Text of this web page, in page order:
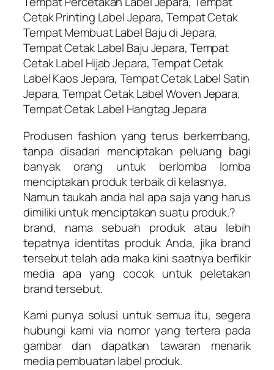
Produsen fashion yang terus berkembang,
tanpa disadari menciptakan peluang bagi
banyak orang untuk berlomba lomba
menciptakan produk terbaik di kelasnya.
Namun taukah anda hal apa saja yang harus
dimiliki untuk menciptakan suatu produk.?
brand, nama sebuah produk atau lebih
tepatnya identitas produk Anda, jika brand
tersebut telah ada maka kini saatnya berfikir
media apa yang cocok untuk peletakan
brand tersebut.
Kami punya solusi untuk semua itu, segera
hubungi kami via nomor yang tertera pada
gambar dan dapatkan tawaran menarik
media pembuatan label produk.